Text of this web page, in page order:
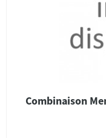
Combinaison